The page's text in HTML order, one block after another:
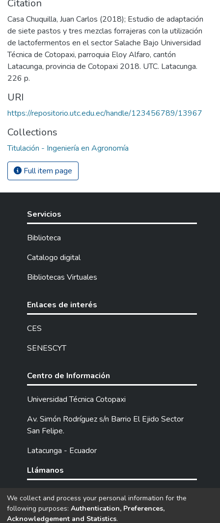
Citation
Casa Chuquilla, Juan Carlos (2018); Estudio de adaptación
de siete pastos y tres mezclas forrajeras con la utilización
de lactofermentos en el sector Salache Bajo Universidad
Técnica de Cotopaxi, parroquia Eloy Alfaro, cantón
Latacunga, provincia de Cotopaxi 2018. UTC. Latacunga.
226 p.
URI
https://repositorio.utc.edu.ec/handle/123456789/13967
Collections
Titulación - Ingeniería en Agronomía
Full item page
Servicios
Biblioteca
Catalogo digital
Bibliotecas Virtuales
Enlaces de interés
CES
SENESCYT
Centro de Información
Universidad Técnica Cotopaxi
Av. Simón Rodríguez s/n Barrio El Ejido Sector
San Felipe.
Latacunga - Ecuador
Llámanos
Tel: (593) 03 2252205 / 2252307 / 2252346.
We collect and process your personal information for the
following purposes: Authentication, Preferences,
Acknowledgement and Statistics.